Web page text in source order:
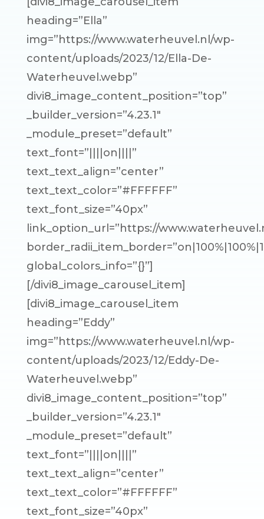
heading=”Ella”
img=”https://www.waterheuvel.nl/wp-
content/uploads/2023/12/Ella-De-
Waterheuvel.webp”
divi8_image_content_position=”top”
_builder_version=”4.23.1″
_module_preset=”default”
text_font=”||||on||||”
text_text_align=”center”
text_text_color=”#FFFFFF”
text_font_size=”40px”
link_option_url=”https://
global_colors_info=”{}”]
[/divi8_image_carousel_item]
[divi8_image_carousel_item
heading=”Eddy”
img=”https://www.waterheuvel.nl/wp-
content/uploads/2023/12/Eddy-De-
Waterheuvel.webp”
divi8_image_content_position=”top”
_builder_version=”4.23.1″
_module_preset=”default”
text_font=”||||on||||”
text_text_align=”center”
text_text_color=”#FFFFFF”
text_font_size=”40px”